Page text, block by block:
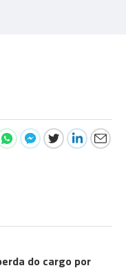
do cargo por